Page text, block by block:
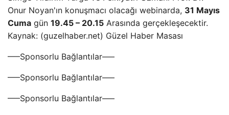
Onur Noyan'ın konuşmacı olacağı webinarda, 31 Mayıs
Cuma gün 19.45 – 20.15 Arasında gerçekleşecektir.
Kaynak: (guzelhaber.net) Güzel Haber Masası
—–Sponsorlu Bağlantılar—–
—–Sponsorlu Bağlantılar—–
—–Sponsorlu Bağlantılar—–